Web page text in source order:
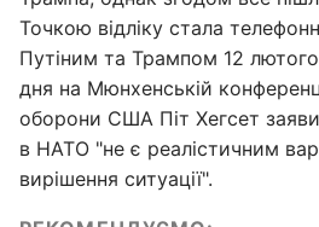
Точкою відліку стала
Путіним та Трампом 12
дня на Мюнхенській
оборони США Піт Хегсет
в НАТО "не є реалістичним
вирішення ситуації".